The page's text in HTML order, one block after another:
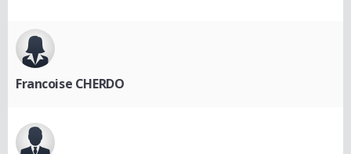
Francoise CHERDO